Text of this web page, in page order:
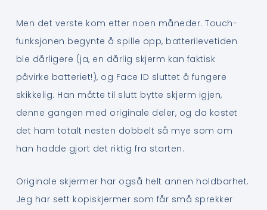
Men det verste kom etter noen måneder. Touch-
funksjonen begynte å spille opp, batterilevetiden
ble dårligere (ja, en dårlig skjerm kan faktisk
påvirke batteriet!), og Face ID sluttet å fungere
skikkelig. Han måtte til slutt bytte skjerm igjen,
denne gangen med originale deler, og da kostet
det ham totalt nesten dobbelt så mye som om
han hadde gjort det riktig fra starten.
Originale skjermer har også helt annen holdbarhet.
Jeg har sett kopiskjermer som får små sprekker